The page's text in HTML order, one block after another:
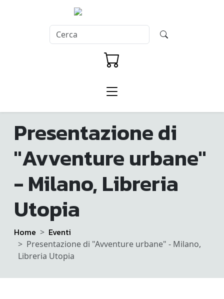
Presentazione di
"Avventure urbane"
- Milano, Libreria
Utopia
Home Eventi
Presentazione di "Avventure urbane" - Milano,
Libreria Utopia